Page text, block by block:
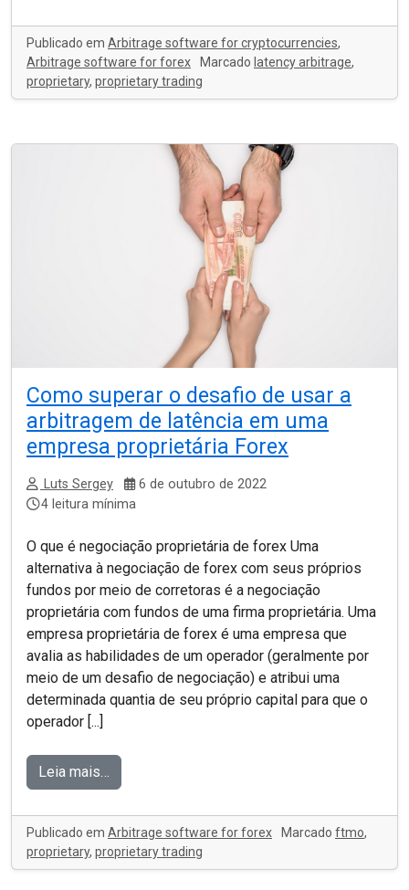
Publicado em Arbitrage software for cryptocurrencies,
Arbitrage software for forex
Marcado latency arbitrage,
proprietary, proprietary trading
Como superar o desafio de usar a
arbitragem de latência em uma
empresa proprietária Forex
Luts Sergey
6 de outubro de 2022
4 leitura mínima
O que é negociação proprietária de forex Uma
alternativa à negociação de forex com seus próprios
fundos por meio de corretoras é a negociação
proprietária com fundos de uma firma proprietária. Uma
empresa proprietária de forex é uma empresa que
avalia as habilidades de um operador (geralmente por
meio de um desafio de negociação) e atribui uma
determinada quantia de seu próprio capital para que o
operador [...]
Leia mais…
Publicado em Arbitrage software for forex Marcado ftmo,
proprietary, proprietary trading